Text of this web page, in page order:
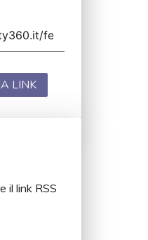
LINK
il link RSS